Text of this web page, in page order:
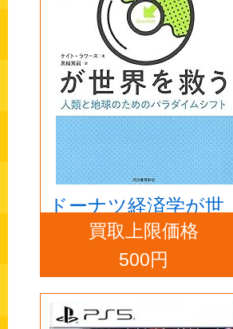
ドーナツ経済学が世
界を救う
買取上限価格
500円